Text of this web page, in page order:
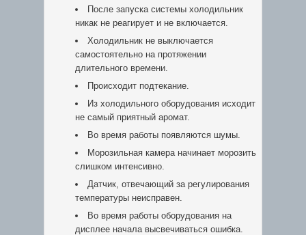
После запуска системы холодильник
никак не реагирует и не включается.
Холодильник не выключается
самостоятельно на протяжении
длительного времени.
Происходит подтекание.
Из холодильного оборудования исходит
не самый приятный аромат.
Во время работы появляются шумы.
Морозильная камера начинает морозить
слишком интенсивно.
Датчик, отвечающий за регулирования
температуры неисправен.
Во время работы оборудования на
дисплее начала высвечиваться ошибка.